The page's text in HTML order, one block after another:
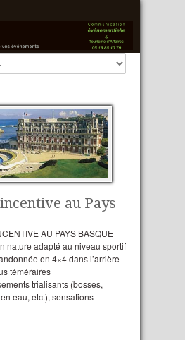
au Pays
AU PAYS BASQUE
nature adapté au niveau sportif
en 4×4 dans l’arrière
téméraires
trialisants (bosses,
eau, etc.), sensations